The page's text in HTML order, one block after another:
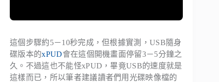
這個步驟約5－10秒完成，但根據實測，USB隨身
碟版本的xPUD會在這個開機畫面停留3－5分鐘之
久。不過這也不能怪xPUD，畢竟USB的速度就是
這樣而已，所以筆者建議讀者們用光碟映像檔的